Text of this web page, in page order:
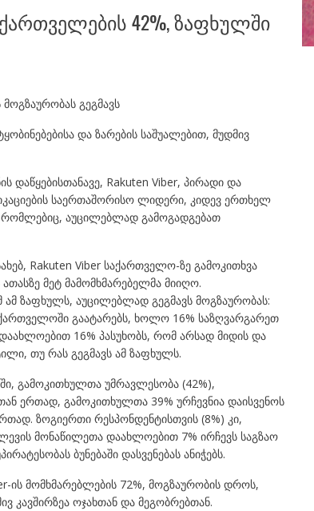
42%, ᲖᲐᲤᲮᲣᲚᲨᲘ
გეგმავს
და ზარების საშუალებით, მუდმივ
დაწყებისთანავე, Rakuten Viber, პირადი და
საერთაშორისო ლიდერი, კიდევ ერთხელ
რომლებიც, აუცილებლად გამოგადგებათ
Rakuten Viber საქართველო-ზე გამოკითხვა
მეტ მამომხმარებელმა მიიღო.
ზაფხულს, აუცილებლად გეგმავს მოგზაურობას:
გაატარებს, ხოლო 16% საზღვარგარეთ
16% პასუხობს, რომ არსად მიდის და
თუ რას გეგმავს ამ ზაფხულს.
გამოკითხულთა უმრავლესობა (42%),
ერთად, გამოკითხულთა 39% ურჩევნია დაისვენოს
ზოგიერთი რესპონდენტისთვის (8%) კი,
მონაწილეთა დაახლოებით 7% ირჩევს საგზაო
ბუნებაში დასვენებას ანიჭებს.
ის მომხმარებლების 72%, მოგზაურობის დროს,
კავშირზეა ოჯახთან და მეგობრებთან.